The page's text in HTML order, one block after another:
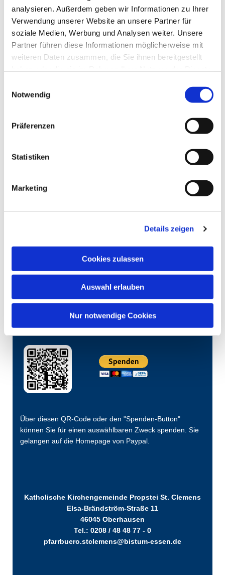
analysieren. Außerdem geben wir Informationen zu Ihrer
Verwendung unserer Website an unsere Partner für
soziale Medien, Werbung und Analysen weiter. Unsere
Partner führen diese Informationen möglicherweise mit
weiteren Daten zusammen, die Sie ihnen bereitgestellt
Notwendig
Präferenzen
Statistiken
Marketing
Details zeigen
Cookies zulassen
Auswahl erlauben
Nur notwendige Cookies
Dies könnte Sie auch
interessieren
Über diesen QR-Code oder den "Spenden-Button"
können Sie für einen auswählbaren Zweck spenden. Sie
gelangen auf die Homepage von Paypal.
Katholische Kirchengemeinde Propstei St. Clemens
Elsa-Brändström-Straße 11
46045 Oberhausen
Tel.: 0208 / 48 48 77 - 0
pfarrbuero.stclemens@bistum-essen.de